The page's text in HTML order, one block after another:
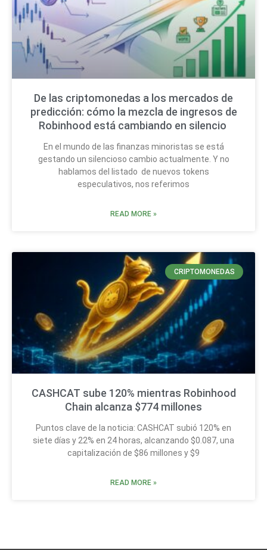
De las criptomonedas a los mercados de
predicción: cómo la mezcla de ingresos de
Robinhood está cambiando en silencio
En el mundo de las finanzas minoristas se está
gestando un silencioso cambio actualmente. Y no
hablamos del listado de nuevos tokens
especulativos, nos referimos
READ MORE »
CRIPTOMONEDAS
CASHCAT sube 120% mientras Robinhood
Chain alcanza $774 millones
Puntos clave de la noticia: CASHCAT subió 120% en
siete días y 22% en 24 horas, alcanzando $0.087, una
capitalización de $86 millones y $9
READ MORE »